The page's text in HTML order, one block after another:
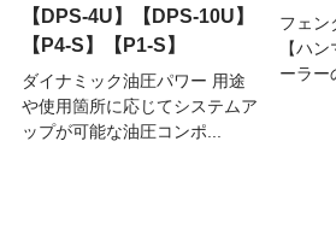
【DPS-4U】【DPS-10U】
【P4-S】【P1-S】
ダイナミック油圧パワー 用途
や使用箇所に応じてシステムア
ップが可能な油圧コンポ...
フェン
【ハ
ーラー